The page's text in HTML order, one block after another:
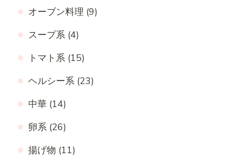
オーブン料理 (9)
スープ系 (4)
トマト系 (15)
ヘルシー系 (23)
中華 (14)
卵系 (26)
揚げ物 (11)